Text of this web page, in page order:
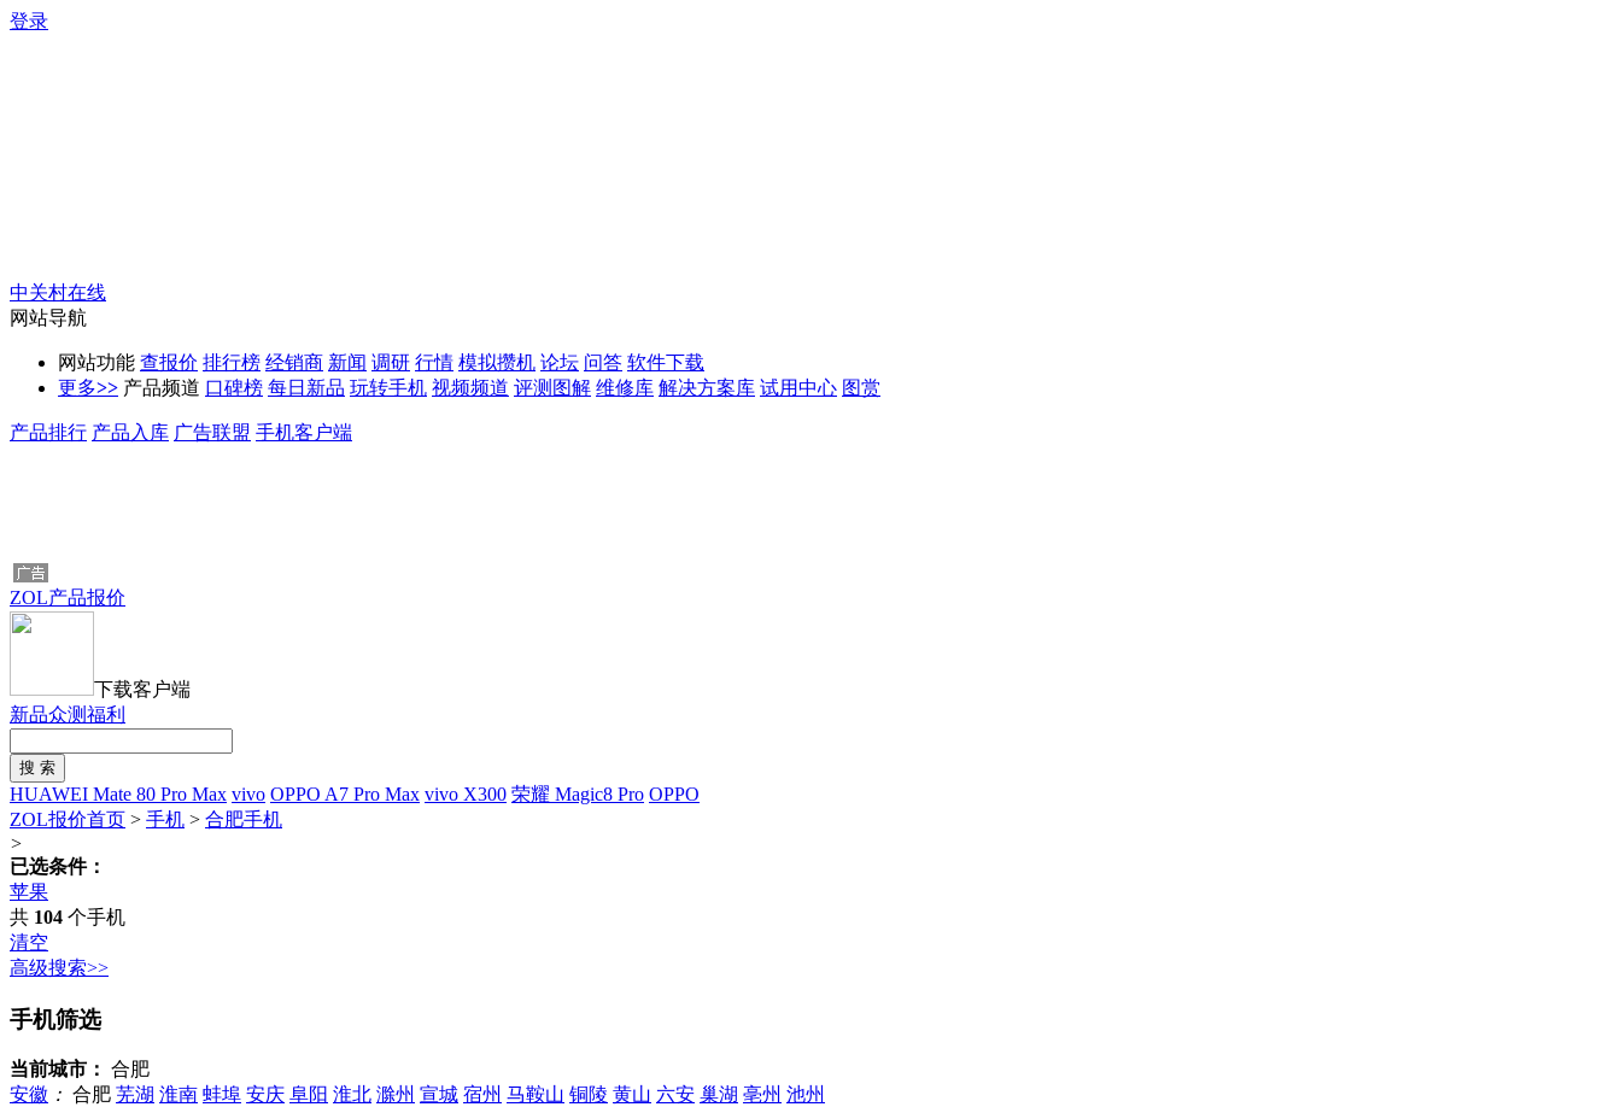
登录
中关村在线
网站导航
网站功能 查报价 排行榜 经销商 新闻 调研 行情 模拟攒机 论坛 问答 软件下载
更多>> 产品频道 口碑榜 每日新品 玩转手机 视频频道 评测图解 维修库 解决方案库 试用中心 图赏
产品排行 产品入库 广告联盟 手机客户端
ZOL产品报价
下载客户端
新品众测福利
HUAWEI Mate 80 Pro Max vivo OPPO A7 Pro Max vivo X300 荣耀 Magic8 Pro OPPO
ZOL报价首页 > 手机 > 合肥手机
>
已选条件：
苹果
共 104 个手机
清空
高级搜索>>
手机筛选
当前城市： 合肥
安徽 ： 合肥 芜湖 淮南 蚌埠 安庆 阜阳 淮北 滁州 宣城 宿州 马鞍山 铜陵 黄山 六安 巢湖 亳州 池州